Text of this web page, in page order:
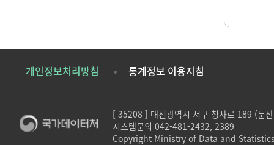
개인정보처리방침 통계정보 이용지침
[ 35208 ] 대전광역시 서구 청사로 189 (둔
시스템문의 042-481-2432, 2389
Copyright Ministry of Data and